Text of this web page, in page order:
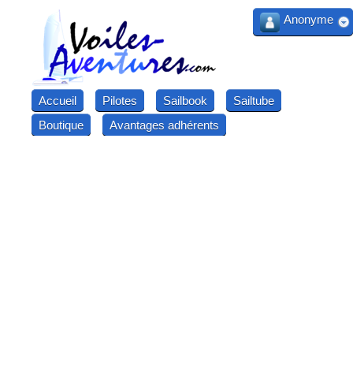
Accueil Pilotes Sailbook
Sailtube
Boutique
Avantages adhérents
Anonyme